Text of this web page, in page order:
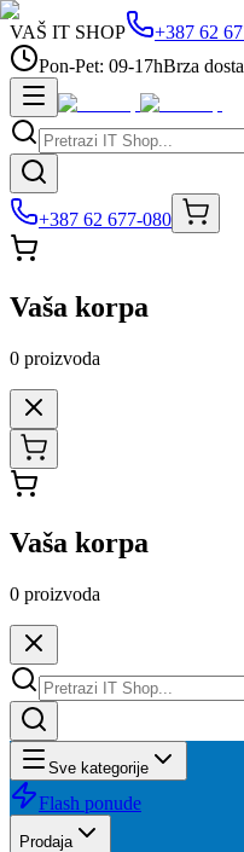
VAŠ IT SHOP +387 62
Pon-Pet: 09-17hBrza
+387 62 677-080
Vaša korpa
0 proizvoda
Vaša korpa
0 proizvoda
Sve kategorije
Flash ponude
Prodaja